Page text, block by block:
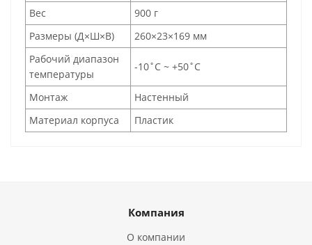
Вес
900 г
Размеры (Д×Ш×В)
260×23×169 мм
Рабочий диапазон
температуры
-10˚C ~ +50˚C
Монтаж
Настенный
Материал корпуса
Пластик
Компания
О компании